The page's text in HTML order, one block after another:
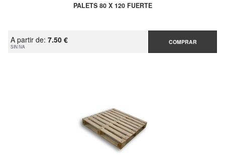
PALETS 80 X 120 FUERTE
A partir de: 7.50 €
SIN IVA
COMPRAR